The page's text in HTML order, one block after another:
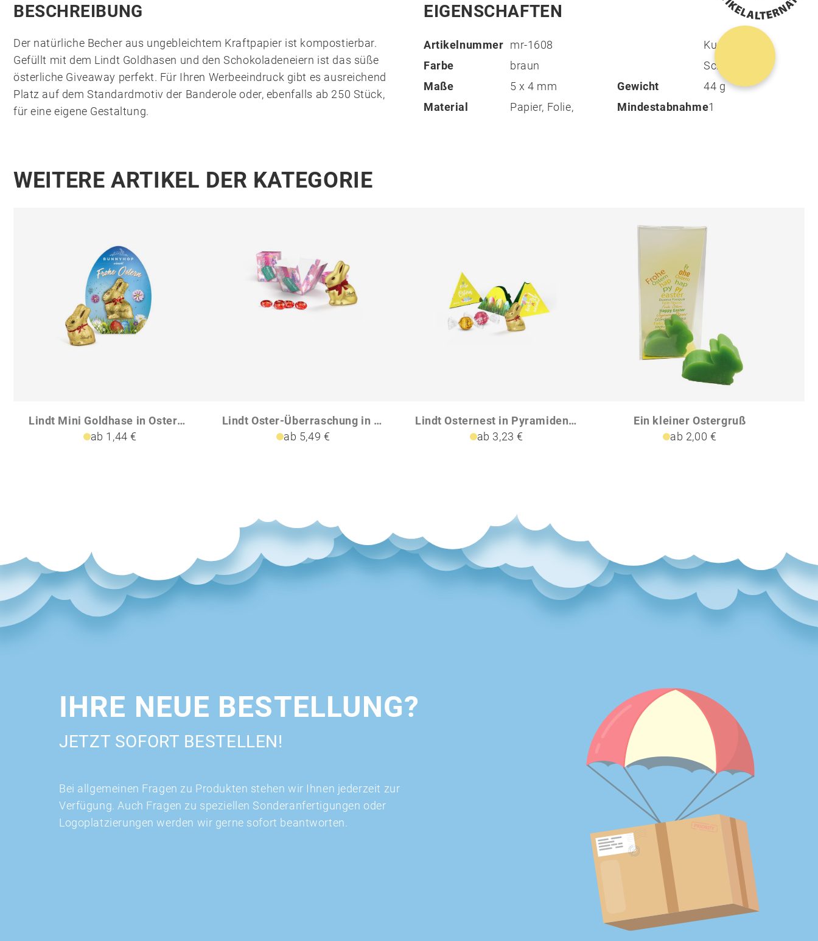
BESCHREIBUNG
Der natürliche Becher aus ungebleichtem Kraftpapier ist kompostierbar.
Gefüllt mit dem Lindt Goldhasen und den Schokoladeneiern ist das süße
österliche Giveaway perfekt. Für Ihren Werbeeindruck gibt es ausreichend
Platz auf dem Standardmotiv der Banderole oder, ebenfalls ab 250 Stück,
für eine eigene Gestaltung.
EIGENSCHAFTEN
Artikelnummer mr-1608
Farbe
braun
Maße
5 x 4 mm
Material
Papier, Folie,
Kunststoff,
Schokolade
Gewicht
44 g
Mindestabnahme1
WEITERE ARTIKEL DER KATEGORIE
Lindt Mini Goldhase in Osterei-Werbekartonage
ab 1,44 €
Lindt Oster-Überraschung in Werbekartonage
ab 5,49 €
Lindt Osternest in Pyramidenbox
ab 3,23 €
Ein kleiner Ostergruß
ab 2,00 €
IHRE NEUE BESTELLUNG?
JETZT SOFORT BESTELLEN!
Bei allgemeinen Fragen zu Produkten stehen wir Ihnen jederzeit zur
Verfügung. Auch Fragen zu speziellen Sonderanfertigungen oder
Logoplatzierungen werden wir gerne sofort beantworten.